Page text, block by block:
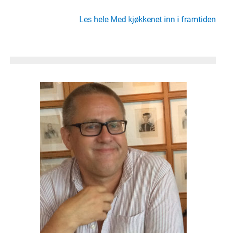
Les hele Med kjøkkenet inn i framtiden